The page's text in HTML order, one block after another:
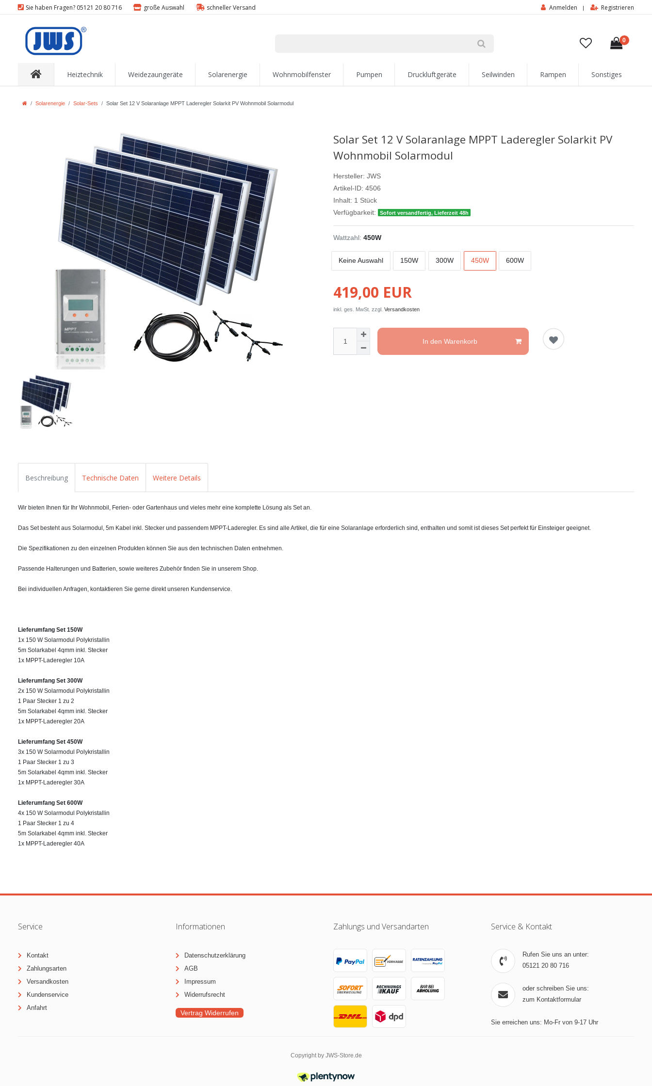
Sie haben Fragen? 05121 20 80 716 große Auswahl schneller Versand Anmelden | Registrieren
0
Heiztechnik Weidezaungeräte Solarenergie Wohnmobilfenster Pumpen Druckluftgeräte Seilwinden Rampen Sonstiges
Solarenergie Solar-Sets Solar Set 12 V Solaranlage MPPT Laderegler Solarkit PV Wohnmobil Solarmodul
Solar Set 12 V Solaranlage MPPT Laderegler Solarkit PV
Wohnmobil Solarmodul
Hersteller: JWS
Artikel-ID: 4506
Inhalt: 1 Stück
Verfügbarkeit:
Sofort versandfertig, Lieferzeit 48h
Wattzahl: 450W
Keine Auswahl 150W 300W 450W 600W
419,00 EUR
inkl. ges. MwSt. zzgl. Versandkosten
In den Warenkorb
Beschreibung Technische Daten Weitere Details
Wir bieten Ihnen für Ihr Wohnmobil, Ferien- oder Gartenhaus und vieles mehr eine komplette Lösung als Set an.
Das Set besteht aus Solarmodul, 5m Kabel inkl. Stecker und passendem MPPT-Laderegler. Es sind alle Artikel, die für eine Solaranlage erforderlich sind, enthalten und somit ist dieses Set perfekt für Einsteiger geeignet.
Die Spezifikationen zu den einzelnen Produkten können Sie aus den technischen Daten entnehmen.
Passende Halterungen und Batterien, sowie weiteres Zubehör finden Sie in unserem Shop.
Bei individuellen Anfragen, kontaktieren Sie gerne direkt unseren Kundenservice.
Lieferumfang Set 150W
1x 150 W Solarmodul Polykristallin
5m Solarkabel 4qmm inkl. Stecker
1x MPPT-Laderegler 10A
Lieferumfang Set 300W
2x 150 W Solarmodul Polykristallin
1 Paar Stecker 1 zu 2
5m Solarkabel 4qmm inkl. Stecker
1x MPPT-Laderegler 20A
Lieferumfang Set 450W
3x 150 W Solarmodul Polykristallin
1 Paar Stecker 1 zu 3
5m Solarkabel 4qmm inkl. Stecker
1x MPPT-Laderegler 30A
Lieferumfang Set 600W
4x 150 W Solarmodul Polykristallin
1 Paar Stecker 1 zu 4
5m Solarkabel 4qmm inkl. Stecker
1x MPPT-Laderegler 40A
Service
Kontakt
Zahlungsarten
Versandkosten
Kundenservice
Anfahrt
Informationen
Datenschutzerklärung
AGB
Impressum
Widerrufsrecht
Vertrag Widerrufen
Zahlungs und Versandarten Service & Kontakt
Rufen Sie uns an unter:
05121 20 80 716
oder schreiben Sie uns:
zum Kontaktformular
Sie erreichen uns: Mo-Fr von 9-17 Uhr
Copyright by JWS-Store.de